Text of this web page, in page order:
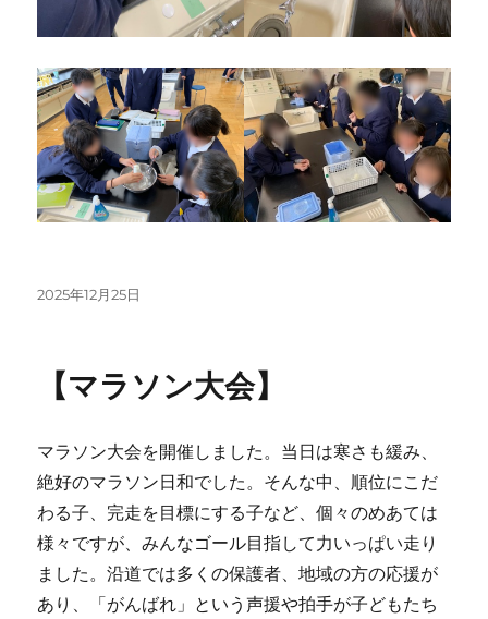
投
2025年12月25日
【マラソン大会】
マラソン大会を開催しました。当日は寒さも緩み、
絶好のマラソン日和でした。そんな中、順位にこだ
わる子、完走を目標にする子など、個々のめあては
様々ですが、みんなゴール目指して力いっぱい走り
ました。沿道では多くの保護者、地域の方の応援が
あり、「がんばれ」という声援や拍手が子どもたち